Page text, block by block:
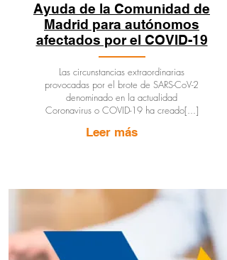
Ayuda de la Comunidad de
Madrid para autónomos
afectados por el COVID-19
Las circunstancias extraordinarias
provocadas por el brote de SARS-CoV-2
denominado en la actualidad
Coronavirus o COVID-19 ha creado[...]
Leer más